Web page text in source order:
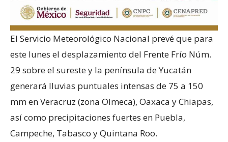
El Servicio Meteorológico Nacional prevé que para
este lunes el desplazamiento del Frente Frío Núm.
29 sobre el sureste y la península de Yucatán
generará lluvias puntuales intensas de 75 a 150
mm en Veracruz (zona Olmeca), Oaxaca y Chiapas,
así como precipitaciones fuertes en Puebla,
Campeche, Tabasco y Quintana Roo.